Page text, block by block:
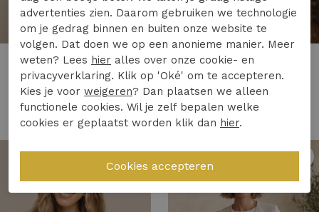
Studio Anneloes
Studio Anneloes annyka crochet cardigan 13991 Vest 1700 ecru
139,95
Studio Anneloes
99,95
advertenties zien. Daarom gebruiken we technologie
om je gedrag binnen en buiten onze website te
volgen. Dat doen we op een anonieme manier. Meer
weten? Lees hier alles over onze cookie- en
privacyverklaring. Klik op 'Oké' om te accepteren.
Kies je voor weigeren? Dan plaatsen we alleen
functionele cookies. Wil je zelf bepalen welke
cookies er geplaatst worden klik dan hier.